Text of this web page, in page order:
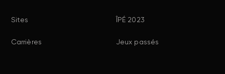
Sites
Carrières
ÎPÉ 2023
Jeux passés